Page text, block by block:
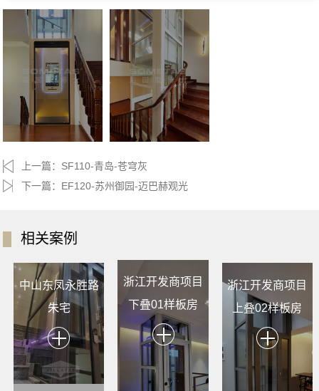
上一篇： SF110-青岛-苍穹灰
下一篇： EF120-苏州御园-迈巴赫观光
相关案例
中山东凤永胜路
朱宅
浙江开发商项目
下叠01样板房
浙江开发商项目
上叠02样板房